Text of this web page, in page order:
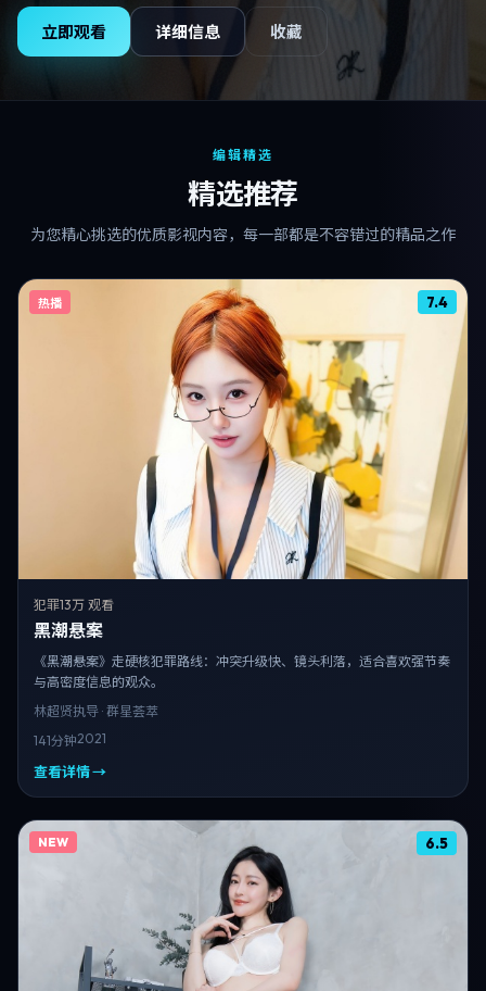
立即观看 详细信息 收藏
编辑精选
精选推荐
为您精心挑选的优质影视内容，每一部都是不容错过的精品之作
热播 7.4
犯罪13万 观看
黑潮悬案
《黑潮悬案》走硬核犯罪路线：冲突升级快、镜头利落，适合喜欢强节奏
与高密度信息的观众。
林超贤执导 · 群星荟萃
141分钟2021
查看详情 →
NEW 6.5